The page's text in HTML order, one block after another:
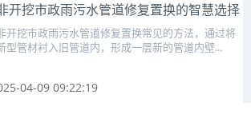
开挖市政雨污水管道修复置换的智慧选择
开挖市政雨污水管道修复置换常见的方法，通过将
型管材衬入旧管道内，形成一层新的管道内壁...
04-09 09:22:19